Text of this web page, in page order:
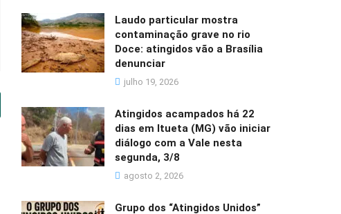
Laudo particular mostra
contaminação grave no rio
Doce: atingidos vão a Brasília
denunciar
julho 19, 2026
Atingidos acampados há 22
dias em Itueta (MG) vão iniciar
diálogo com a Vale nesta
segunda, 3/8
agosto 2, 2026
Grupo dos “Atingidos Unidos”